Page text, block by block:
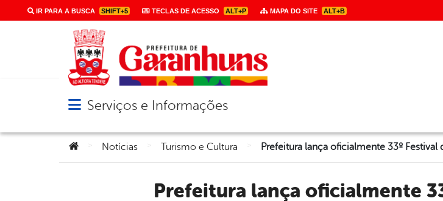
IR PARA A BUSCA SHIFT+5 TECLAS DE ACESSO ALT+P MAPA DO SITE ALT+B
Abrir menu principal de navegação
Serviços e Informações
Você está aqui:
Notícias Turismo e Cultura
Prefeitura lança oficialmente 33º Festival de Inverno de